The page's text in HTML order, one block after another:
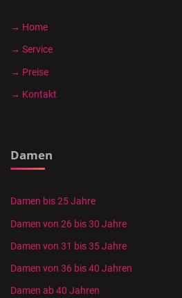
→ Home
→ Service
→ Preise
→ Kontakt
Damen
Damen bis 25 Jahre
Damen von 26 bis 30 Jahre
Damen von 31 bis 35 Jahre
Damen von 36 bis 40 Jahren
Damen ab 40 Jahren